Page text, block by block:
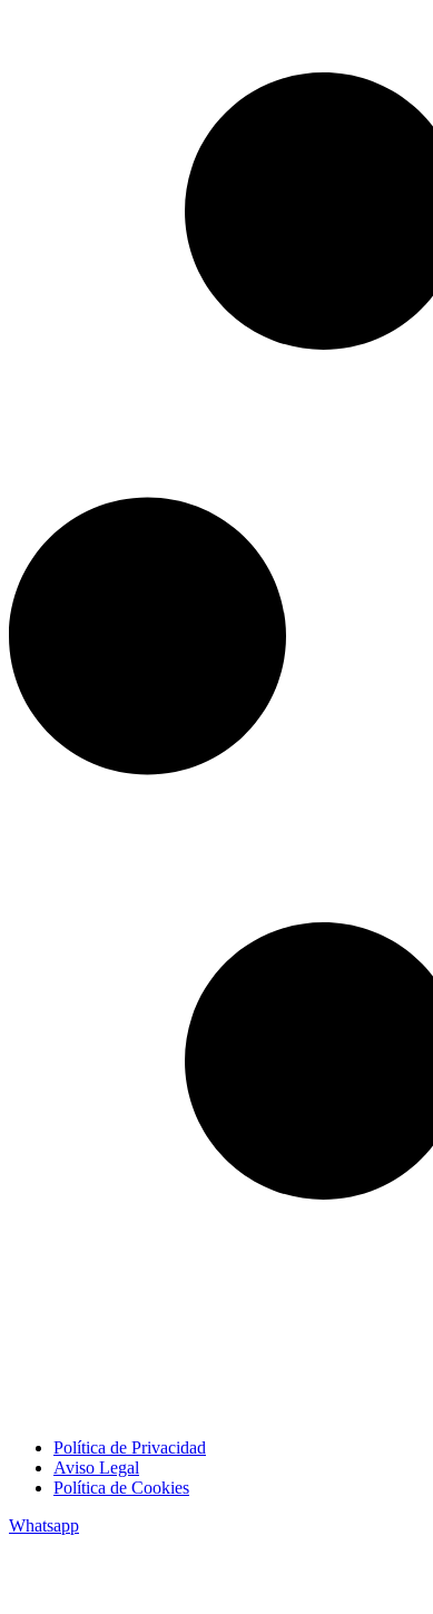
Política de Privacidad
Aviso Legal
Política de Cookies
Whatsapp